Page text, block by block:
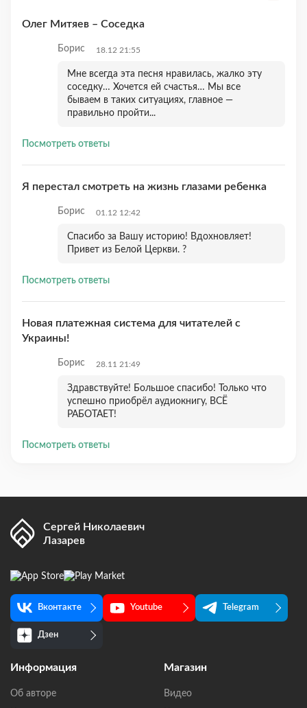
Олег Митяев – Соседка
Борис 18.12 21:55
Мне всегда эта песня нравилась, жалко эту
соседку… Хочется ей счастья… Мы все
бываем в таких ситуациях, главное —
правильно пройти...
Посмотреть ответы
Я перестал смотреть на жизнь глазами ребенка
Борис 01.12 12:42
Спасибо за Вашу историю! Вдохновляет!
Привет из Белой Церкви. ?
Посмотреть ответы
Новая платежная система для читателей с
Украины!
Борис 28.11 21:49
Здравствуйте! Большое спасибо! Только что
успешно приобрёл аудиокнигу, ВСЁ
РАБОТАЕТ!
Посмотреть ответы
Сергей Николаевич
Лазарев
Вконтакте Youtube Telegram
Дзен
Информация
Об авторе
Магазин
Видео